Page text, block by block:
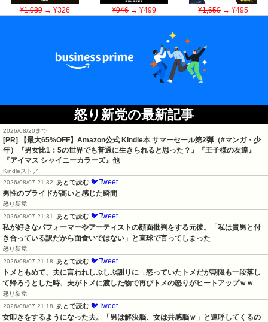
¥1,089→ ¥326 ¥946→ ¥499 ¥1,650→ ¥495
怒り新党の最新記事
2026/08/20まで
[PR]
【最大65%OFF】Amazon公式 Kindle本 サマーセール第2弾（#マンガ・少
年）『男女比1：5の世界でも普通に生きられると思った？』『王子様の友達』
『アイマス シャイニーカラーズ』他
Kindleストア
2026/08/07 21:32
あとで読む 🐦Tweet
男性のプライドが高いと感じた瞬間
怒り新党
2026/08/07 21:31
あとで読む 🐦Tweet
私が好きなパフォーマーやアーティストの顔面批判をする元彼。「私は貴男と付
き合っている訳だから面食いではない」と直球で言ってしまった
怒り新党
2026/08/07 21:18
あとで読む 🐦Tweet
トメともめて、夫に言われしぶしぶ謝りに→怒っていたトメだが期限も一段落し
て帰ろうとした時、夫がトメに渡した物で再びトメの怒りがヒートアップｗｗ
怒り新党
2026/08/07 21:18
あとで読む 🐦Tweet
女叩きをするようになった夫。「男は解決脳、女は共感脳ｗ」と連呼してくるの